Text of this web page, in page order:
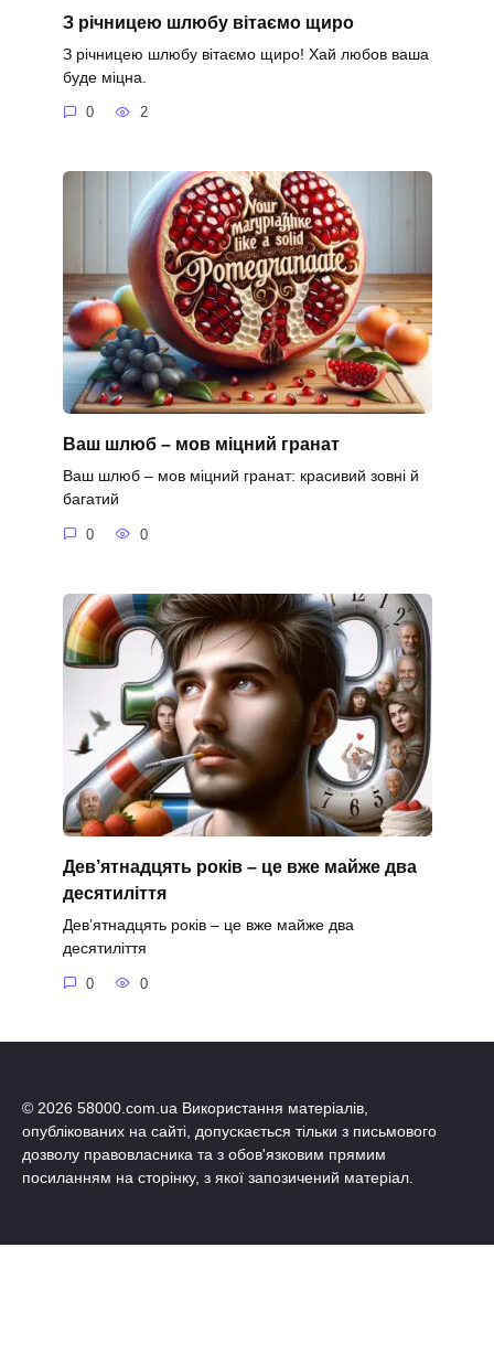
З річницею шлюбу вітаємо щиро
З річницею шлюбу вітаємо щиро! Хай любов ваша
буде міцна.
0 2
Ваш шлюб – мов міцний гранат
Ваш шлюб – мов міцний гранат: красивий зовні й
багатий
0 0
Дев’ятнадцять років – це вже майже два
десятиліття
Дев’ятнадцять років – це вже майже два
десятиліття
0 0
© 2026 58000.com.ua Використання матеріалів,
опублікованих на сайті, допускається тільки з письмового
дозволу правовласника та з обов'язковим прямим
посиланням на сторінку, з якої запозичений матеріал.